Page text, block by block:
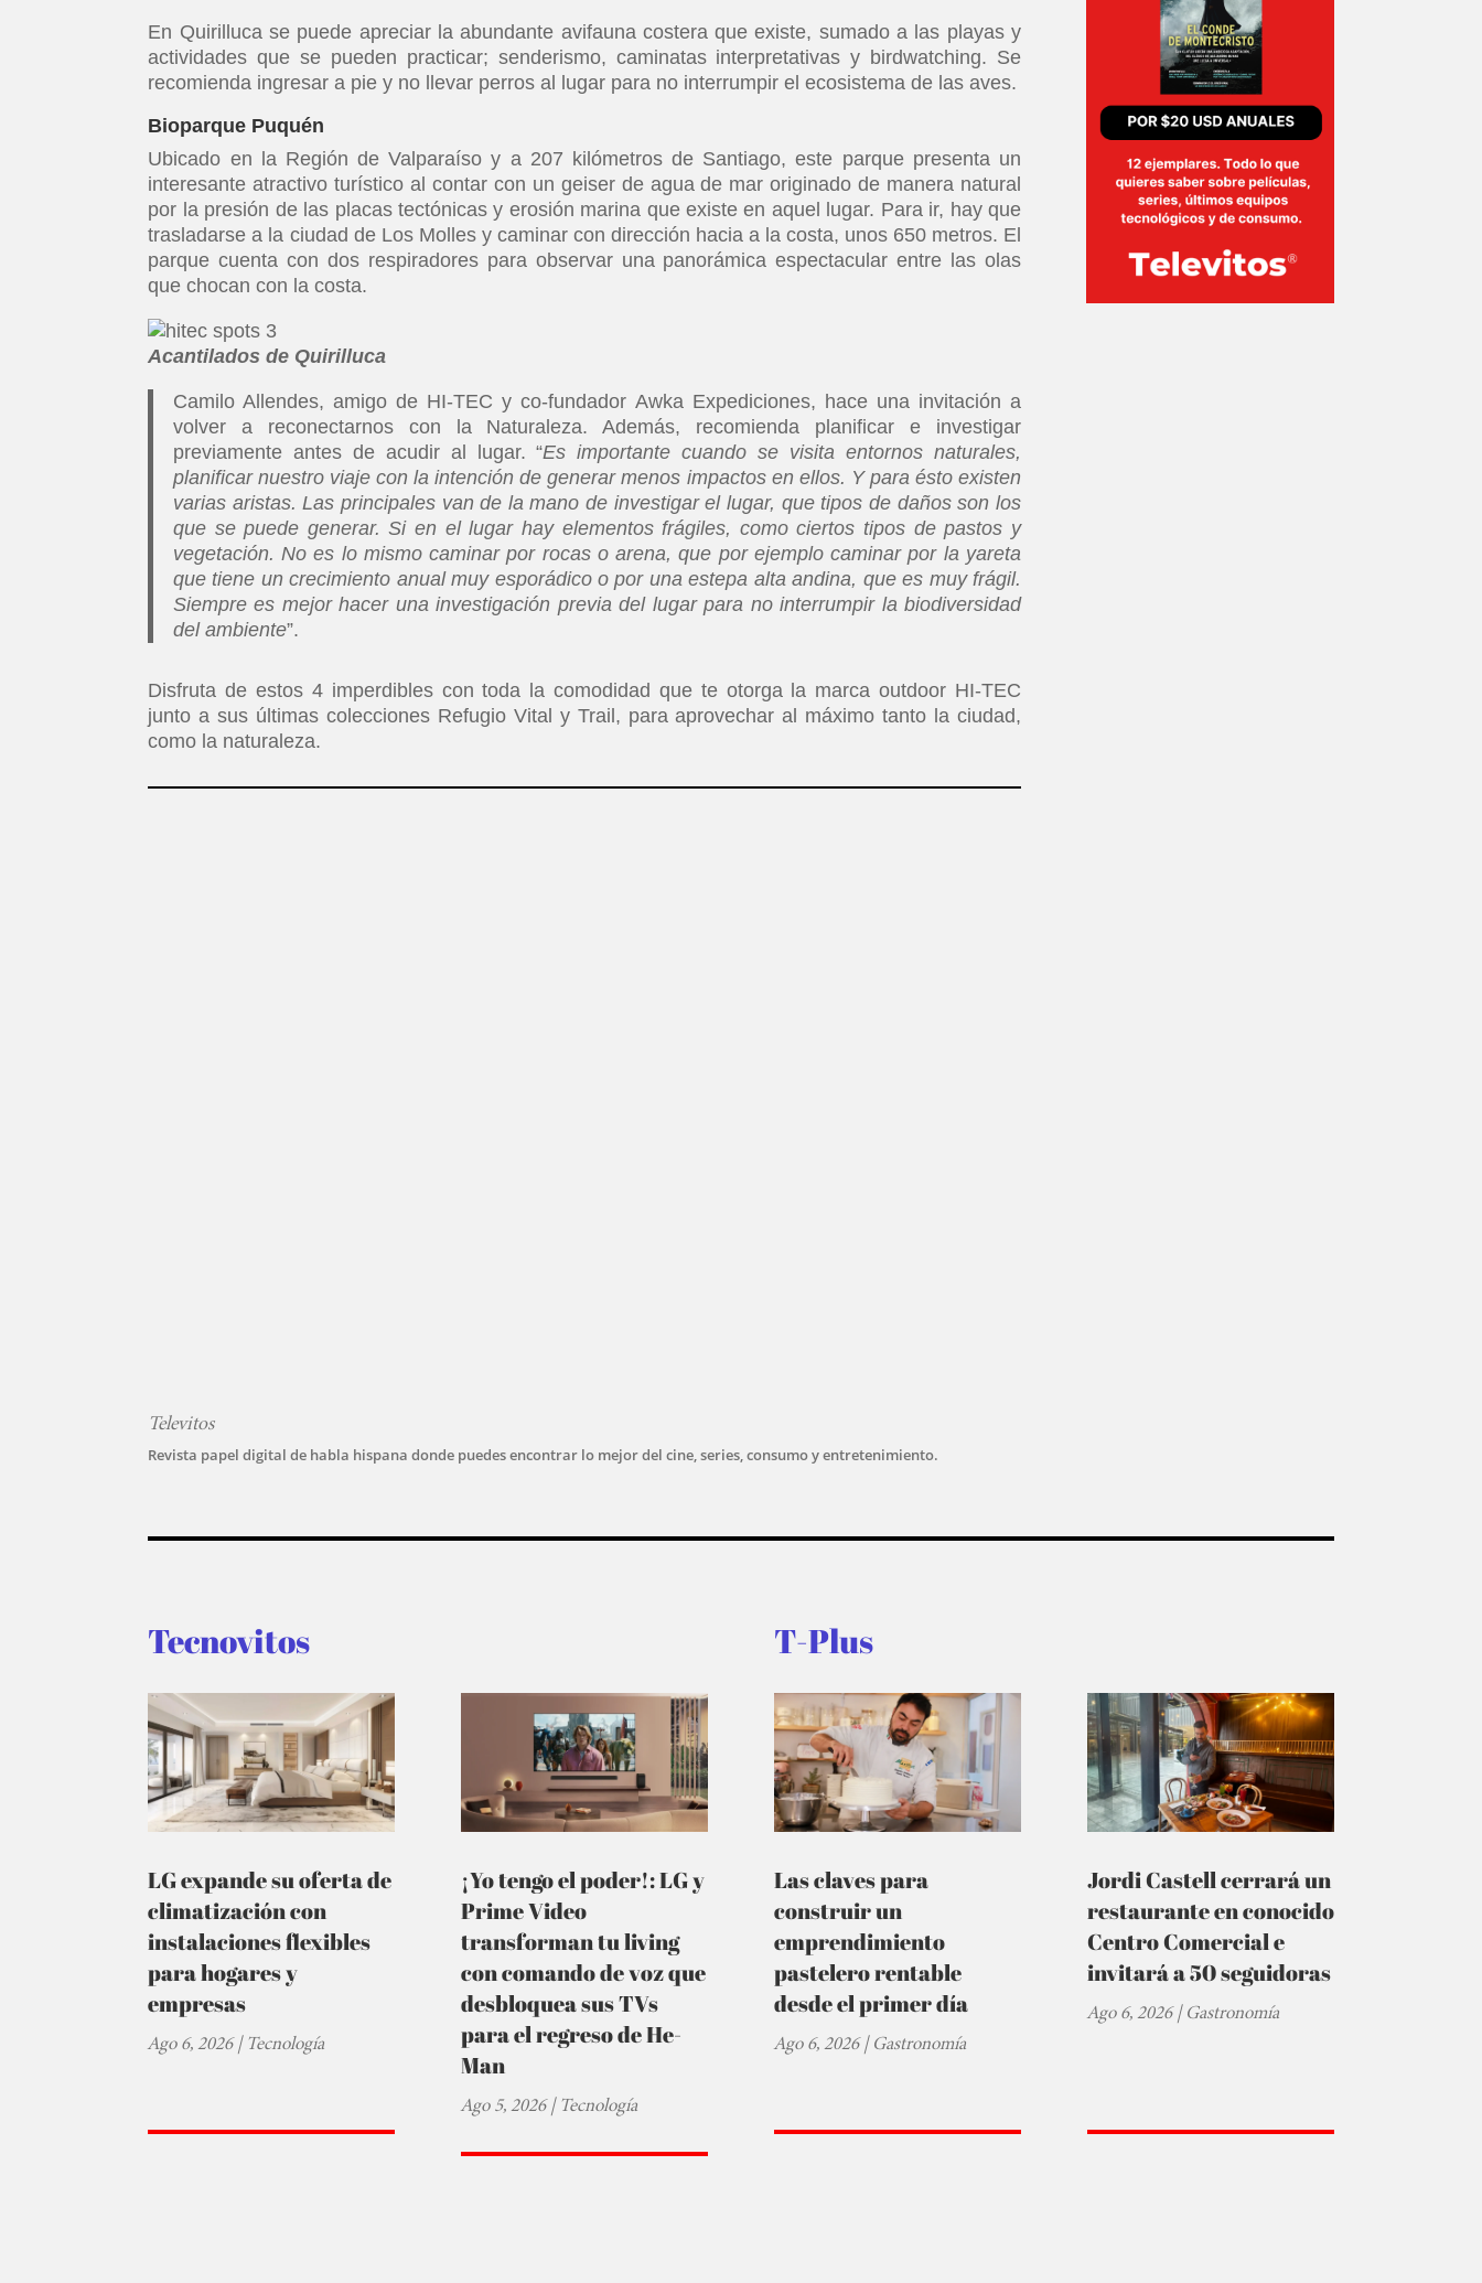
En Quirilluca se puede apreciar la abundante avifauna costera que existe, sumado a las playas y
actividades que se pueden practicar; senderismo, caminatas interpretativas y birdwatching. Se
recomienda ingresar a pie y no llevar perros al lugar para no interrumpir el ecosistema de las aves.
Bioparque Puquén
Ubicado en la Región de Valparaíso y a 207 kilómetros de Santiago, este parque presenta un
interesante atractivo turístico al contar con un geiser de agua de mar originado de manera natural
por la presión de las placas tectónicas y erosión marina que existe en aquel lugar. Para ir, hay que
trasladarse a la ciudad de Los Molles y caminar con dirección hacia a la costa, unos 650 metros. El
parque cuenta con dos respiradores para observar una panorámica espectacular entre las olas
que chocan con la costa.
Acantilados de Quirilluca
Camilo Allendes, amigo de HI-TEC y co-fundador Awka Expediciones, hace una invitación a
volver a reconectarnos con la Naturaleza. Además, recomienda planificar e investigar
previamente antes de acudir al lugar. “Es importante cuando se visita entornos naturales,
planificar nuestro viaje con la intención de generar menos impactos en ellos. Y para ésto existen
varias aristas. Las principales van de la mano de investigar el lugar, que tipos de daños son los
que se puede generar. Si en el lugar hay elementos frágiles, como ciertos tipos de pastos y
vegetación. No es lo mismo caminar por rocas o arena, que por ejemplo caminar por la yareta
que tiene un crecimiento anual muy esporádico o por una estepa alta andina, que es muy frágil.
Siempre es mejor hacer una investigación previa del lugar para no interrumpir la biodiversidad
del ambiente”.
Disfruta de estos 4 imperdibles con toda la comodidad que te otorga la marca outdoor HI-TEC
junto a sus últimas colecciones Refugio Vital y Trail, para aprovechar al máximo tanto la ciudad,
como la naturaleza.
Televitos
Revista papel digital de habla hispana donde puedes encontrar lo mejor del cine, series, consumo y entretenimiento.
Tecnovitos
LG expande su oferta de
climatización con
instalaciones flexibles
para hogares y
empresas
Ago 6, 2026|Tecnología
¡Yo tengo el poder!: LG y
Prime Video
transforman tu living
con comando de voz que
desbloquea sus TVs
para el regreso de He-
Man
Ago 5, 2026|Tecnología
T-Plus
Las claves para
construir un
emprendimiento
pastelero rentable
desde el primer día
Ago 6, 2026|Gastronomía
Jordi Castell cerrará un
restaurante en conocido
Centro Comercial e
invitará a 50 seguidoras
Ago 6, 2026|Gastronomía